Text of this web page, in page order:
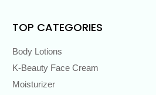
TOP CATEGORIES
Body Lotions
K-Beauty Face Cream
Moisturizer